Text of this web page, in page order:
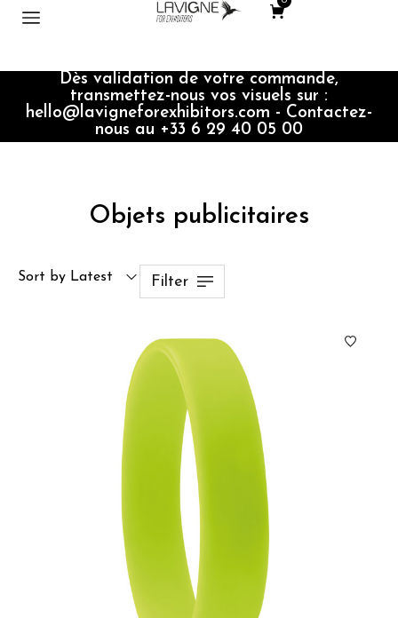
Dès validation de votre commande,
transmettez-nous vos visuels sur :
hello@lavigneforexhibitors.com - Contactez-
nous au +33 6 29 40 05 00
Objets publicitaires
Sort by Latest Filter